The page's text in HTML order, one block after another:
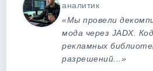
аналитик
«Мы провели
мода через JADX.
рекламных
разрешений...»